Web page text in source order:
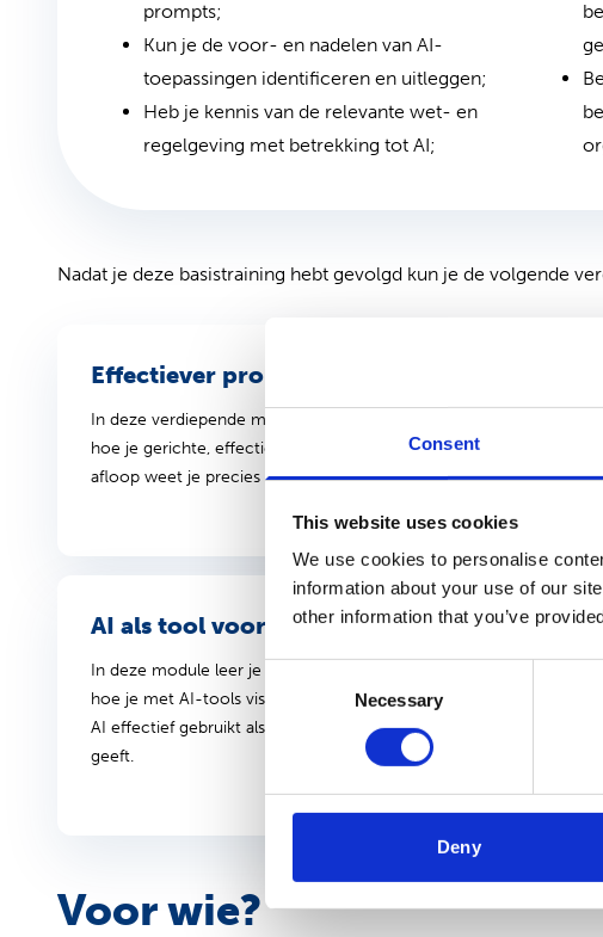
Consent
This website uses cookies
We use cookies to personalise
information about your use of our
other information that you’ve
Selection
Necessary
Deny
prompts;
Kun je de voor- en nadelen van AI-
toepassingen identificeren en uitleggen;
Heb je kennis van de relevante wet- en
regelgeving met betrekking tot AI;
Nadat je deze basistraining hebt gevolgd kun je de volgende
Effectiever prompten – til je AI-resultaten
In deze verdiepende module leer je hoe je generatieve AI
hoe je gerichte, effectieve opdrachten formuleert en hoe je meer
afloop weet je precies hoe je AI inzet als slimme assistent zodat
AI als tool voor sterke presentaties
In deze module leer je hoe je AI inzet om professionele en visueel
hoe je met AI-tools visuals genereert en verbetert, maar ook waar
AI effectief gebruikt als assistent die jouw slides inhoudelijk én
geeft.
Voor wie?